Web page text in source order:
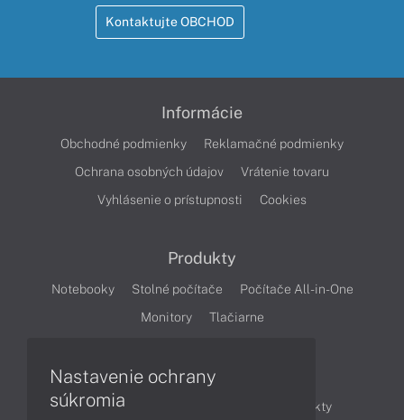
Kontaktujte OBCHOD
Informácie
Obchodné podmienky
Reklamačné podmienky
Ochrana osobných údajov
Vrátenie tovaru
Vyhlásenie o prístupnosti
Cookies
Produkty
Notebooky Stolné počítače
Počítače All-in-One
Monitory
Tlačiarne
Články
Obchodné informácie
Produkty
Nastavenie ochrany
súkromia